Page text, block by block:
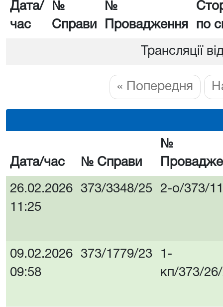
Дата/
час
№
Справи
№
Провадження
по
Трансляції
« Попередня
Дата/час № Справи
№
26.02.2026
11:25
373/3348/25 2-о/373/
09.02.2026
09:58
373/1779/23
1-
кп/373/